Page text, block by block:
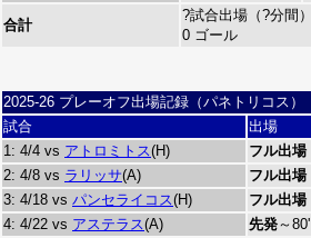
合計
?試合出場（?分間）
0 ゴール
2025-26 プレーオフ出場記録（パネトリコス）
試合
出場
1: 4/4 vs アトロミトス(H) フル出場
2: 4/8 vs ラリッサ(A) フル出場
3: 4/18 vs パンセライコス(H) フル出場
4: 4/22 vs アステラス(A) 先発～80'